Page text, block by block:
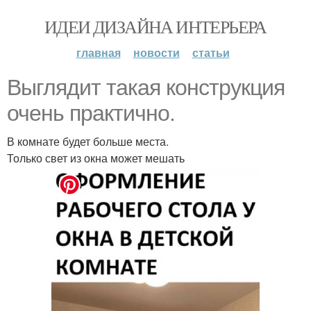
ИДЕИ ДИЗАЙНА ИНТЕРЬЕРА
главная новости статьи
Выглядит такая конструкция
очень практично.
В комнате будет больше места.
Только свет из окна может мешать